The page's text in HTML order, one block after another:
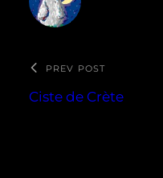
PREV POST
Ciste de Crète